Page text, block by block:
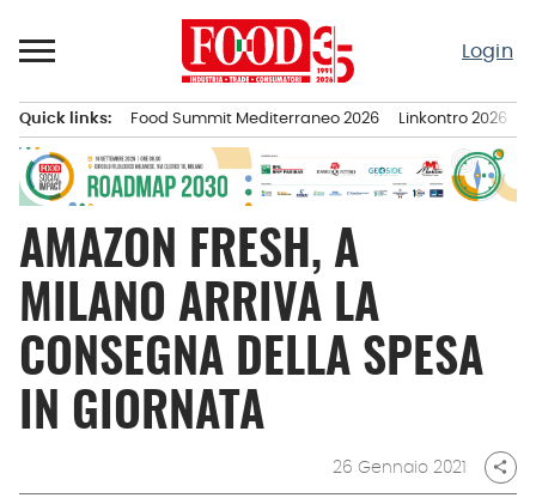
al
Login
principale
Quick links: Food Summit Mediterraneo 2026 Linkontro 2026
AMAZON FRESH, A
MILANO ARRIVA LA
CONSEGNA DELLA SPESA
IN GIORNATA
26 Gennaio 2021 share